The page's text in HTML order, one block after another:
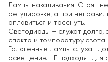
Лампы накаливания. Стоят
регулировке, а при
оплавиться и треснуть.
Светодиоды – служат
спектр и температуру
Галогенные лампы служат
освещение. НЕ подходят для